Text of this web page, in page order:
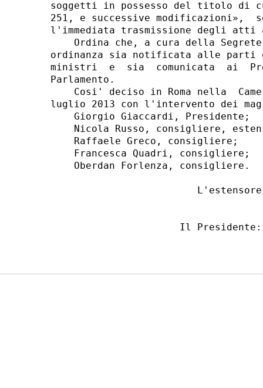
soggetti in possesso del titolo di
251, e successive modificazioni»,
l'immediata trasmissione degli
Ordina che, a cura della
ordinanza sia notificata alle parti
ministri  e  sia  comunicata  ai
Parlamento.
Cosi' deciso in Roma nella
luglio 2013 con l'intervento dei
    Giorgio Giaccardi, Presidente;
Nicola Russo, consigliere,
    Raffaele Greco, consigliere;
    Francesca Quadri, consigliere;
    Oberdan Forlenza, consigliere.
Il